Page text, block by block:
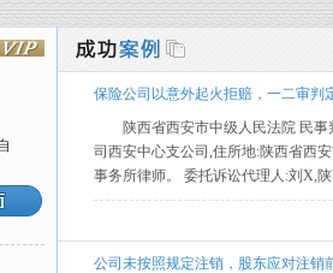
保险公司以意外起火拒赔，一二审判
陕西省西安市中级人民法院 民
司西安中心支公司,住所地:陕西省西
事务所律师。 委托诉讼代理人:刘X,
公司未按照规定注销，股东应对注销